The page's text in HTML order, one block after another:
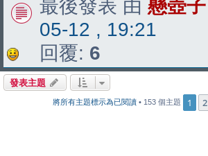
最後發表 由 懸壺子
05-12 , 19:21
回覆: 6
發表主題
將所有主題標示為已閱讀 • 153 個主題 1 2